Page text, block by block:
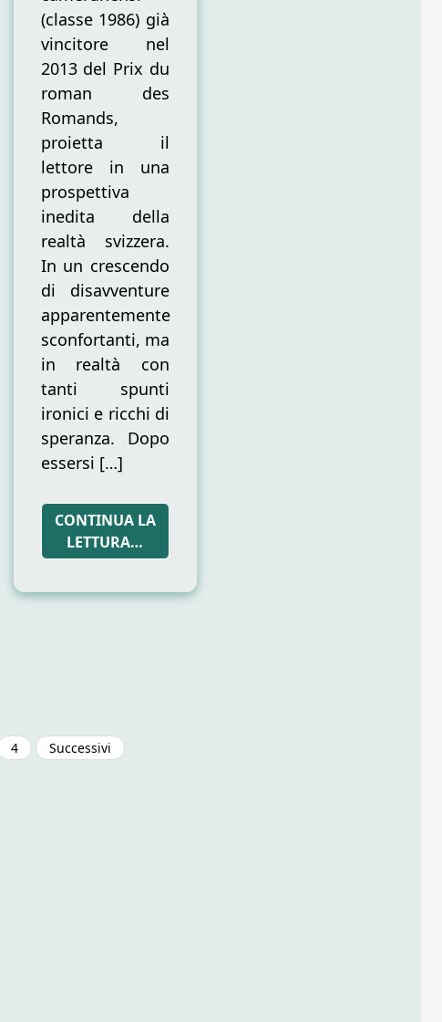
(classe 1986) già
vincitore nel
2013 del Prix du
roman des
Romands,
proietta il
lettore in una
prospettiva
inedita della
realtà svizzera.
In un crescendo
di disavventure
apparentemente
sconfortanti, ma
in realtà con
tanti spunti
ironici e ricchi di
speranza. Dopo
essersi […]
CONTINUA LA
LETTURA…
Paginazione
4 Successivi